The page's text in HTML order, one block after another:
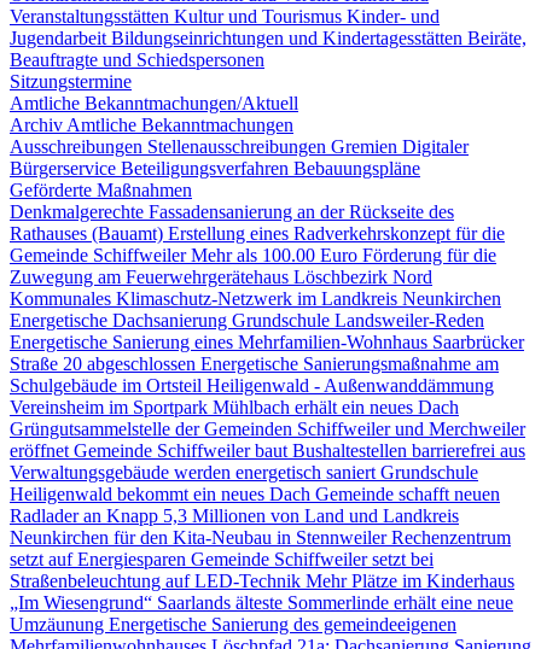
Veranstaltungsstätten Kultur und Tourismus Kinder- und
Jugendarbeit Bildungseinrichtungen und Kindertagesstätten Beiräte,
Beauftragte und Schiedspersonen
Sitzungstermine
Amtliche Bekanntmachungen/Aktuell
Archiv Amtliche Bekanntmachungen
Ausschreibungen Stellenausschreibungen Gremien Digitaler
Bürgerservice Beteiligungsverfahren Bebauungspläne
Geförderte Maßnahmen
Denkmalgerechte Fassadensanierung an der Rückseite des
Rathauses (Bauamt) Erstellung eines Radverkehrskonzept für die
Gemeinde SchiffweilerMehr als 100.00 Euro Förderung für die
Zuwegung am Feuerwehrgerätehaus Löschbezirk Nord
Kommunales Klimaschutz-Netzwerk im Landkreis Neunkirchen
Energetische Dachsanierung Grundschule Landsweiler-Reden
Energetische Sanierung eines Mehrfamilien-Wohnhaus Saarbrücker
Straße 20 abgeschlossen Energetische Sanierungsmaßnahme am
Schulgebäude im Ortsteil Heiligenwald - Außenwanddämmung
Vereinsheim im Sportpark Mühlbach erhält ein neues Dach
Grüngutsammelstelle der Gemeinden Schiffweiler und Merchweiler
eröffnet Gemeinde Schiffweiler baut Bushaltestellen barrierefrei aus
Verwaltungsgebäude werden energetisch saniert Grundschule
Heiligenwald bekommt ein neues Dach Gemeinde schafft neuen
Radlader an Knapp 5,3 Millionen von Land und Landkreis
Neunkirchen für den Kita-Neubau in StennweilerRechenzentrum
setzt auf Energiesparen Gemeinde Schiffweiler setzt bei
Straßenbeleuchtung auf LED-Technik Mehr Plätze im Kinderhaus
„Im Wiesengrund“ Saarlands älteste Sommerlinde erhält eine neue
Umzäunung Energetische Sanierung des gemeindeeigenen